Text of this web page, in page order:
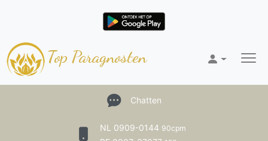
Top Paragnosten
Chatten
NL 0909-0144 90cpm